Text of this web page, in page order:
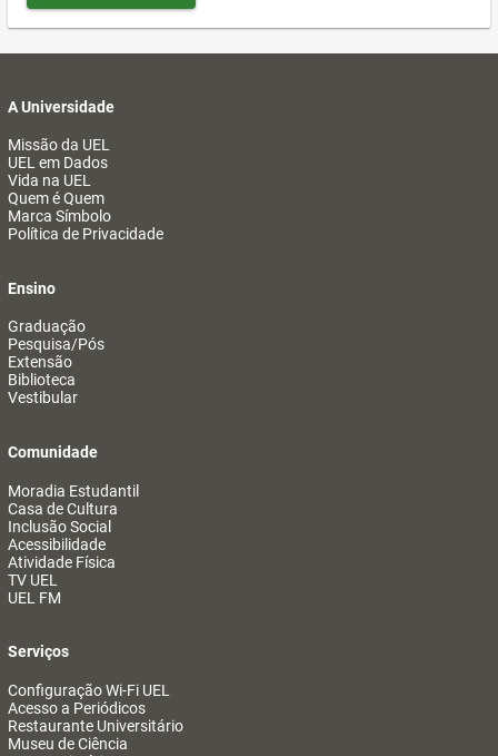
A Universidade
Missão da UEL
UEL em Dados
Vida na UEL
Quem é Quem
Marca Símbolo
Política de Privacidade
Ensino
Graduação
Pesquisa/Pós
Extensão
Biblioteca
Vestibular
Comunidade
Moradia Estudantil
Casa de Cultura
Inclusão Social
Acessibilidade
Atividade Física
TV UEL
UEL FM
Serviços
Configuração Wi-Fi UEL
Acesso a Periódicos
Restaurante Universitário
Museu de Ciência